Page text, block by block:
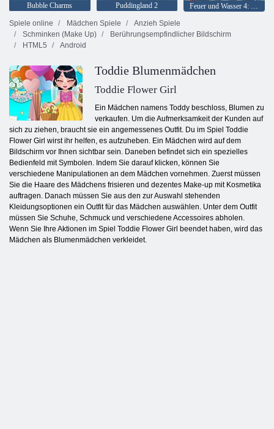
Bubble Charms Puddingland 2
Feuer und Wasser 4: Kristalltempel
Spiele online
Mädchen Spiele
Anzieh Spiele
Schminken (Make Up)
Berührungsempfindlicher Bildschirm
HTML5
Android
Toddie Blumenmädchen
Toddie Flower Girl
Ein Mädchen namens Toddy beschloss, Blumen zu
verkaufen. Um die Aufmerksamkeit der Kunden auf
sich zu ziehen, braucht sie ein angemessenes Outfit. Du im Spiel Toddie
Flower Girl wirst ihr helfen, es aufzuheben. Ein Mädchen wird auf dem
Bildschirm vor Ihnen sichtbar sein. Daneben befindet sich ein spezielles
Bedienfeld mit Symbolen. Indem Sie darauf klicken, können Sie
verschiedene Manipulationen an dem Mädchen vornehmen. Zuerst müssen
Sie die Haare des Mädchens frisieren und dezentes Make-up mit Kosmetika
auftragen. Danach müssen Sie aus den zur Auswahl stehenden
Kleidungsoptionen ein Outfit für das Mädchen auswählen. Unter dem Outfit
müssen Sie Schuhe, Schmuck und verschiedene Accessoires abholen.
Wenn Sie Ihre Aktionen im Spiel Toddie Flower Girl beendet haben, wird das
Mädchen als Blumenmädchen verkleidet.